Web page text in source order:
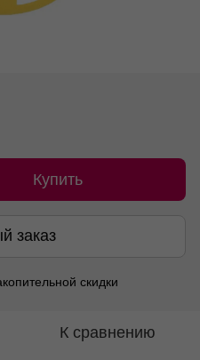
Купить
заказ
скидки
К сравнению